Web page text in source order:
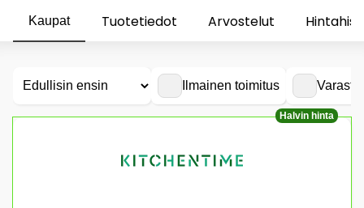
Kaupat Tuotetiedot Arvostelut
Ilmainen toimitus
Halvin hinta